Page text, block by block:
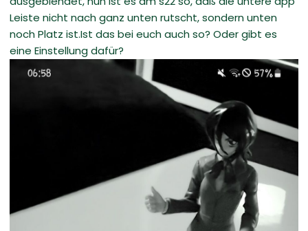
Leiste nicht nach ganz unten rutscht, sondern unten
noch Platz ist.Ist das bei euch auch so? Oder gibt es
eine Einstellung dafür?